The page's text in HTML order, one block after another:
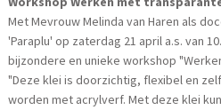
Met Mevrouw Melinda van Haren als
'Paraplu' op zaterdag 21 april a.s. van
bijzondere en unieke workshop
"Deze klei is doorzichtig, flexibel en
worden met acrylverf. Met deze klei